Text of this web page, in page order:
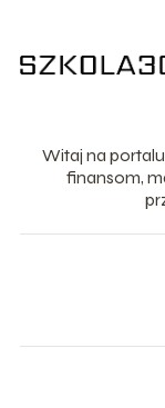
Witaj na
finansom,